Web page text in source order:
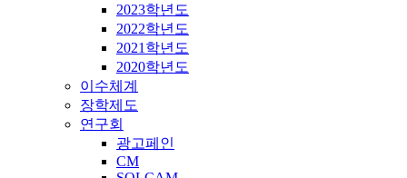
2023학년도
2022학년도
2021학년도
2020학년도
이수체계
장학제도
연구회
광고페인
CM